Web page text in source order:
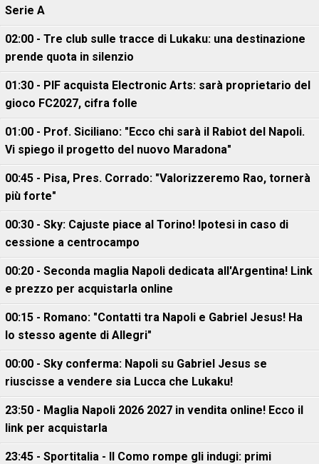
Serie A
02:00 - Tre club sulle tracce di Lukaku: una destinazione
prende quota in silenzio
01:30 - PIF acquista Electronic Arts: sarà proprietario del
gioco FC2027, cifra folle
01:00 - Prof. Siciliano: "Ecco chi sarà il Rabiot del Napoli.
Vi spiego il progetto del nuovo Maradona"
00:45 - Pisa, Pres. Corrado: "Valorizzeremo Rao, tornerà
più forte"
00:30 - Sky: Cajuste piace al Torino! Ipotesi in caso di
cessione a centrocampo
00:20 - Seconda maglia Napoli dedicata all'Argentina! Link
e prezzo per acquistarla online
00:15 - Romano: "Contatti tra Napoli e Gabriel Jesus! Ha
lo stesso agente di Allegri"
00:00 - Sky conferma: Napoli su Gabriel Jesus se
riuscisse a vendere sia Lucca che Lukaku!
23:50 - Maglia Napoli 2026 2027 in vendita online! Ecco il
link per acquistarla
23:45 - Sportitalia - Il Como rompe gli indugi: primi